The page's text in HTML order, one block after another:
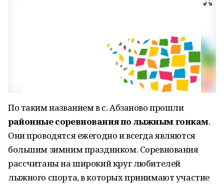
По таким названием в с. Абзаново прошли
районные соревнования по лыжным гонкам.
Они проводятся ежегодно и всегда являются
большим зимним праздником. Соревнования
рассчитаны на широкий круг любителей
лыжного спорта, в которых принимают участие